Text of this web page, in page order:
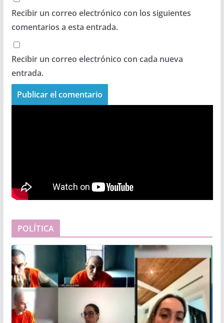
Recibir un correo electrónico con los siguientes
comentarios a esta entrada.
Recibir un correo electrónico con cada nueva
entrada.
POLÍTICA